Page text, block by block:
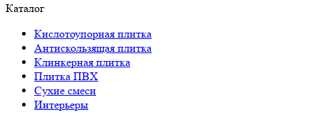
Каталог
Кислотоупорная плитка
Антискользящая плитка
Клинкерная плитка
Плитка ПВХ
Сухие смеси
Интерьеры